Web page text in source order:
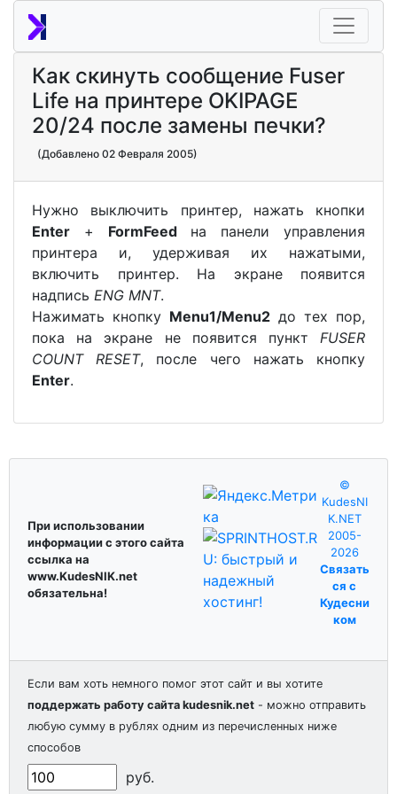
Как скинуть сообщение Fuser
Life на принтере OKIPAGE
20/24 после замены печки?
(Добавлено 02 Февраля 2005)
Нужно выключить принтер, нажать кнопки
Enter + FormFeedна панели управления
принтера и, удерживая их нажатыми,
включить принтер. На экране появится
надпись ENG MNT.
Нажимать кнопку Menu1/Menu2 до тех пор,
пока на экране не появится пункт FUSER
COUNT RESET, после чего нажать кнопку
Enter.
При использовании
информации с этого сайта
ссылка на
www.KudesNIK.net
обязательна!
©
KudesNI
K.NET
2005-
2026
Связать
ся с
Кудесни
ком
Если вам хоть немного помог этот сайт и вы хотите
поддержать работу сайта kudesnik.net - можно отправить
любую сумму в рублях одним из перечисленных ниже
способов
руб.